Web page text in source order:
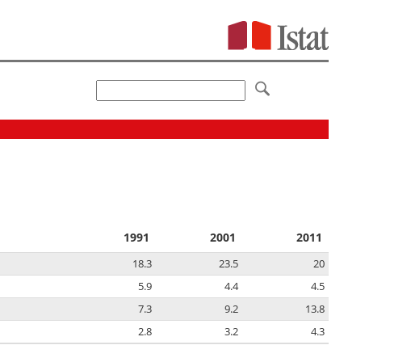
1991 2001 2011
18.3 23.5
20
5.9 4.4
4.5
7.3 9.2
13.8
2.8 3.2 4.3